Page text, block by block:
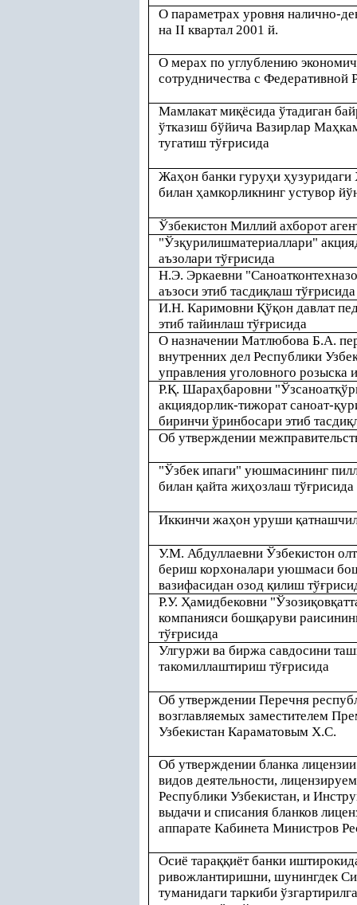
О параметрах уровня налично-
на II квартал 2001 й.
О мерах по углублению
сотрудничества с Федеративной
Мамлакат миқёсида ўтадиган
ўтказиш бўйича Вазирлар Маҳ
тугатиш тўғрисида
Жаҳон банки гуруҳи ҳузуридаги
билан ҳамкорликнинг устувор
Ўзбекистон Миллий ахборот
"Ўзқурилишматериаллари"
аъзолари тўғрисида
Н.Э. Эркаевни
аъзоси этиб тасдиқлаш тўғрисида
И.Н. Каримовни Қўқон давлат
этиб тайинлаш тўғрисида
О назначении Матлюбова Б.А.
внутренних дел Республики
управления уголовного
Р.Қ. Шараҳбаровни "Ўзсаноатқ
акциядорлик-тижорат саноат-қ
биринчи ўринбосари этиб тасдиқ
Об утверждении
"Ўзбек ипаги" уюшмасининг
билан қайта жиҳозлаш тўғрисида
Иккинчи жаҳон уруши қ
У.М. Абдуллаевни Ўзбекистон
бериш корхоналари уюшмаси
вазифасидан озод қилиш тўғ
Р.У. Ҳамидбековни "Ўзозиқовқ
компанияси бошқаруви
тўғрисида
Улгуржи ва биржа савдосини
такомиллаштириш тўғрисида
Об утверждении Перечня
возглавляемых заместителем
Узбекистан Караматовым Х.С.
Об утверждении бланка
видов деятельности,
Республики Узбекистан, и
выдачи и списания бланков
аппарате Кабинета Министров
Осиё тараққиёт банки
ривожлантиришни, шунингдек
туманидаги таркиби